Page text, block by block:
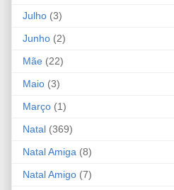
Julho (3)
Junho (2)
Mãe (22)
Maio (3)
Março (1)
Natal (369)
Natal Amiga (8)
Natal Amigo (7)